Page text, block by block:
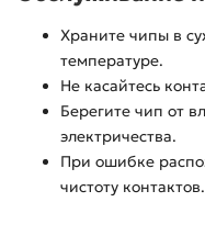
Храните чипы в
температуре.
Не касайтесь
Берегите чип от
электричества.
При ошибке
чистоту контактов.